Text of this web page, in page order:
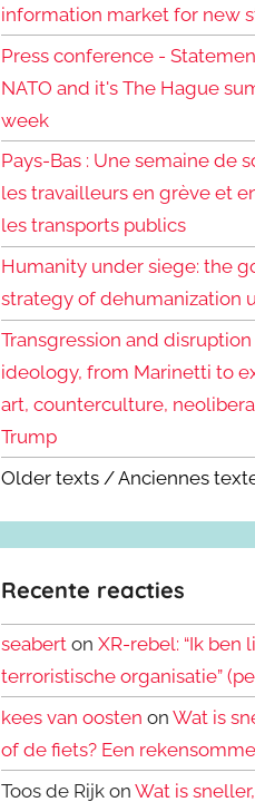
information market for new
Press conference -
NATO and it's The Hague
week
Pays-Bas : Une semaine de
les travailleurs en grève et
les transports publics
Humanity under siege: the
strategy of dehumanization
Transgression and
ideology, from Marinetti to
art, counterculture,
Trump
Older texts / Anciennes
Recente reacties
seabert onXR-rebel: “Ik ben
terroristische organisatie”
kees van oosten onWat is
of de fiets? Een
Toos de Rijk onWat is